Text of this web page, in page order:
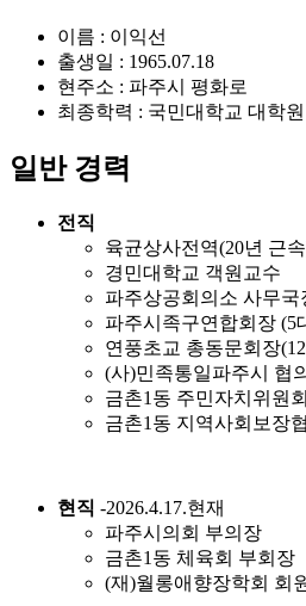
이름 : 이익선
출생일 : 1965.07.18
현주소 : 파주시 평화로
최종학력 : 국민대학교 대학
일반 경력
전직
육균상사전역(20년 근
경민대학교 객원교수
파주상공회의소 사무국
파주시족구연합회장 (5
연풍초교 총동문회장
(사)민족통일파주시 협
금촌1동 주민자치위원
금촌1동 지역사회보장
현직 -2026.4.17.현재
파주시의회 부의장
금촌1동 체육회 부회장
(재)월롱애향장학회 회